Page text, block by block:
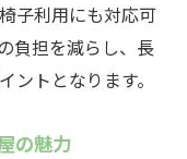
子利用にも対応可
負担を減らし、長
ントとなります。
の魅力